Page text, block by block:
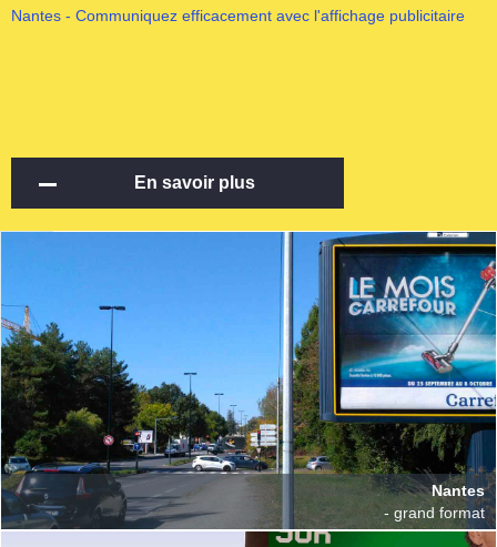
Nantes - Communiquez efficacement avec l'affichage publicitaire
En savoir plus
Nantes
- grand format